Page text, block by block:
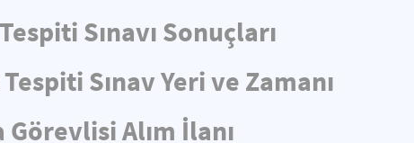
Sınavı Sonuçları
Sınav Yeri ve Zamanı
Görevlisi Alım İlanı